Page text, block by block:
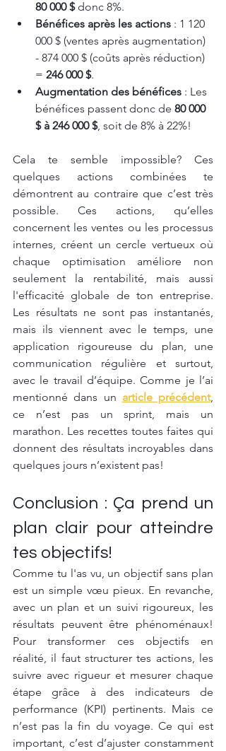
80 000 $ donc 8%.
Bénéfices après les actions : 1 120
000 $ (ventes après augmentation)
- 874 000 $ (coûts après réduction)
= 246 000 $.
Augmentation des bénéfices : Les
bénéfices passent donc de 80 000
$ à 246 000 $, soit de 8% à 22%!
Cela te semble impossible? Ces
quelques actions combinées te
démontrent au contraire que c’est très
possible. Ces actions, qu’elles
concernent les ventes ou les processus
internes, créent un cercle vertueux où
chaque optimisation améliore non
seulement la rentabilité, mais aussi
l'efficacité globale de ton entreprise.
Les résultats ne sont pas instantanés,
mais ils viennent avec le temps, une
application rigoureuse du plan, une
communication régulière et surtout,
avec le travail d’équipe. Comme je l’ai
mentionné dans un article précédent,
ce n’est pas un sprint, mais un
marathon. Les recettes toutes faites qui
donnent des résultats incroyables dans
quelques jours n’existent pas!
Conclusion : Ça prend un
plan clair pour atteindre
tes objectifs!
Comme tu l'as vu, un objectif sans plan
est un simple vœu pieux. En revanche,
avec un plan et un suivi rigoureux, les
résultats peuvent être phénoménaux!
Pour transformer ces objectifs en
réalité, il faut structurer tes actions, les
suivre avec rigueur et mesurer chaque
étape grâce à des indicateurs de
performance (KPI) pertinents. Mais ce
n’est pas la fin du voyage. Ce qui est
important, c’est d’ajuster constamment